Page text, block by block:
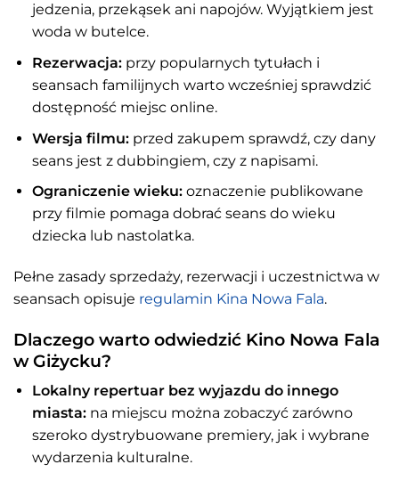
jedzenia, przekąsek ani napojów. Wyjątkiem jest
woda w butelce.
Rezerwacja:przy popularnych tytułach i
seansach familijnych warto wcześniej sprawdzić
dostępność miejsc online.
Wersja filmu:przed zakupem sprawdź, czy dany
seans jest z dubbingiem, czy z napisami.
Ograniczenie wieku:oznaczenie publikowane
przy filmie pomaga dobrać seans do wieku
dziecka lub nastolatka.
Pełne zasady sprzedaży, rezerwacji i uczestnictwa w
seansach opisuje regulamin Kina Nowa Fala.
Dlaczego warto odwiedzić Kino Nowa Fala
w Giżycku?
Lokalny repertuar bez wyjazdu do innego
miasta:na miejscu można zobaczyć zarówno
szeroko dystrybuowane premiery, jak i wybrane
wydarzenia kulturalne.